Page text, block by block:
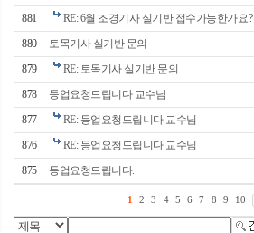
881
RE: 6월 조경기사 실기반 접수가능한가요?
880
토목기사 실기반 문의
879
RE: 토목기사 실기반 문의
878
등업요청드립니다 교수님
877
RE: 등업요청드립니다 교수님
876
RE: 등업요청드립니다 교수님
875
등업요청드립니다.
1 2 3 4 5 6 7 8 9 10